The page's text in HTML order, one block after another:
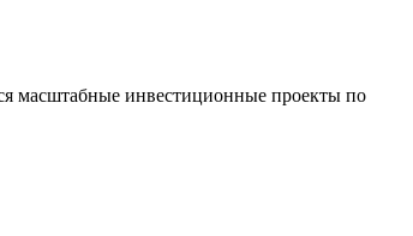
масштабные инвестиционные проекты по